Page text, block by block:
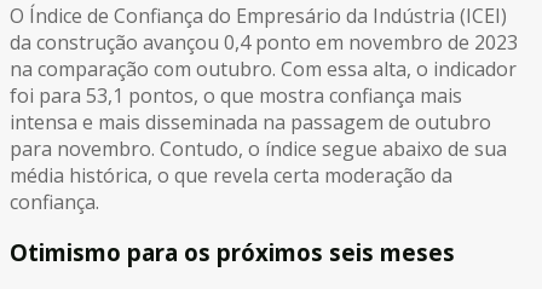
O Índice de Confiança do Empresário da Indústria (ICEI)
da construção avançou 0,4 ponto em novembro de 2023
na comparação com outubro. Com essa alta, o indicador
foi para 53,1 pontos, o que mostra confiança mais
intensa e mais disseminada na passagem de outubro
para novembro. Contudo, o índice segue abaixo de sua
média histórica, o que revela certa moderação da
confiança.
Otimismo para os próximos seis meses